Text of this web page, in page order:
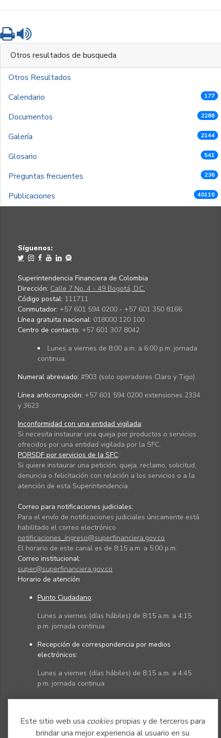
Este sitio web usa cookiespropias y de terceros para
brindar una mejor experiencia al usuario en su
Imprimir
Otros resultados de busqueda
Otros Resultados
Calendario
177
Documentos 2286
Galería 2144
Glosario 541
Preguntas frecuentes 236
Publicaciones 40110
Síguenos:
Superintendencia Financiera de Colombia
Dirección: Calle 7 No. 4 - 49 Bogotá, D.C.
Código postal: 111711
Conmutador: +57 601 594 0200 - +57 601 350 8166
Línea gratuita nacional: 018000 120 100
Centro de contacto: +57 601 307 8042
Lunes a viernes de 8:00 a.m. a 6:00 p.m. jornada
continua.
Numeral abreviado: #903 (solo operadores Claro y Tigo)
Línea anticorrupción: +57 601 594 0200 extensiones 2334
y 3623
Inconformidad con una entidad vigilada:
Si necesita instaurar una queja por productos o servicios
ofrecidos por una entidad vigilada por la SFC.
PQRSDF por servicios de la SFC:
Si quiere instaurar una petición, queja, reclamo, solicitud,
denuncia o felicitación con relación a los servicios o a la
atención de esta Superintendencia.
Correo para notificaciones judiciales:
Para el envío de notificaciones judiciales únicamente está
habilitado el correo electrónico
notificaciones_ingreso@superfinanciera.gov.co
El horario de este canal es de 8:15 a.m. a 5:00 p.m.
Correo institucional:
super@superfinanciera.gov.co
Horario de atención
Punto Ciudadano:
Lunes a viernes (días hábiles) de 8:15 a.m. a 4:15
p.m. jornada continua
Recepción de correspondencia por medios
electrónicos:
Lunes a viernes (días hábiles) de 8:15 a.m. a 4:45
p.m. jornada continua